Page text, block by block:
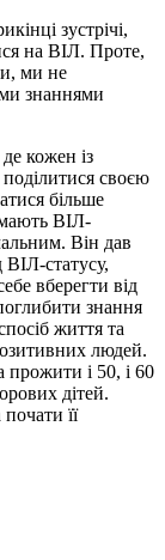
зустрічі,
на ВІЛ. Проте,
ми не
знаннями
кожен із
поділитися своєю
більше
ВІЛ-
Він дав
статусу,
вберегти від
знання
життя та
людей.
прожити і 50, і 60
дітей.
її